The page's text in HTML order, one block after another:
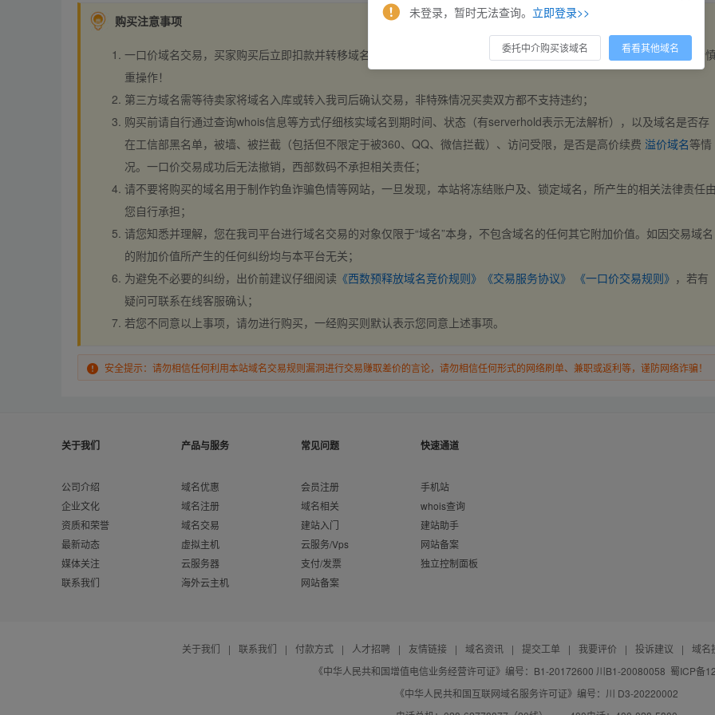
购买注意事项
一口价域名交易，买家购买后立即扣款并转移域名，交易自动完成。买卖双方都不支持违约，一旦出价不支持撤销，请
重操作！
第三方域名需等待卖家将域名入库或转入我司后确认交易，非特殊情况买卖双方都不支持违约；
购买前请自行通过查询whois信息等方式仔细核实域名到期时间、状态（有serverhold表示无法解析），以及域名是否存
在工信部黑名单，被墙、被拦截（包括但不限定于被360、QQ、微信拦截）、访问受限，是否是高价续费 溢价域名等情
况。一口价交易成功后无法撤销，西部数码不承担相关责任；
请不要将购买的域名用于制作钓鱼诈骗色情等网站，一旦发现，本站将冻结账户及、锁定域名，所产生的相关法律责任
您自行承担；
请您知悉并理解，您在我司平台进行域名交易的对象仅限于“域名”本身，不包含域名的任何其它附加价值。如因交易域名
的附加价值所产生的任何纠纷均与本平台无关；
为避免不必要的纠纷，出价前建议仔细阅读 《西数预释放域名竞价规则》 《交易服务协议》 《一口价交易规则》 ，若有
疑问可联系在线客服确认；
若您不同意以上事项，请勿进行购买，一经购买则默认表示您同意上述事项。
安全提示：请勿相信任何利用本站域名交易规则漏洞进行交易赚取差价的言论，请勿相信任何形式的网络刷单、兼职或返利等，谨防网络诈骗！
关于我们
公司介绍
企业文化
资质和荣誉
最新动态
媒体关注
联系我们
产品与服务
域名优惠
域名注册
域名交易
虚拟主机
云服务器
海外云主机
常见问题
会员注册
域名相关
建站入门
云服务/Vps
支付/发票
网站备案
快速通道
手机站
whois查询
建站助手
网站备案
独立控制面板
关于我们 | 联系我们 | 付款方式 | 人才招聘 | 友情链接 | 域名资讯 | 提交工单 | 我要评价 | 投诉建议 |
域名
《中华人民共和国增值电信业务经营许可证》编号：B1-20172600 川B1-20080058 蜀ICP备
《中华人民共和国互联网域名服务许可证》编号：川 D3-20220002
未登录，暂时无法查询。 立即登录>>
委托中介购买该域名 看看其他域名